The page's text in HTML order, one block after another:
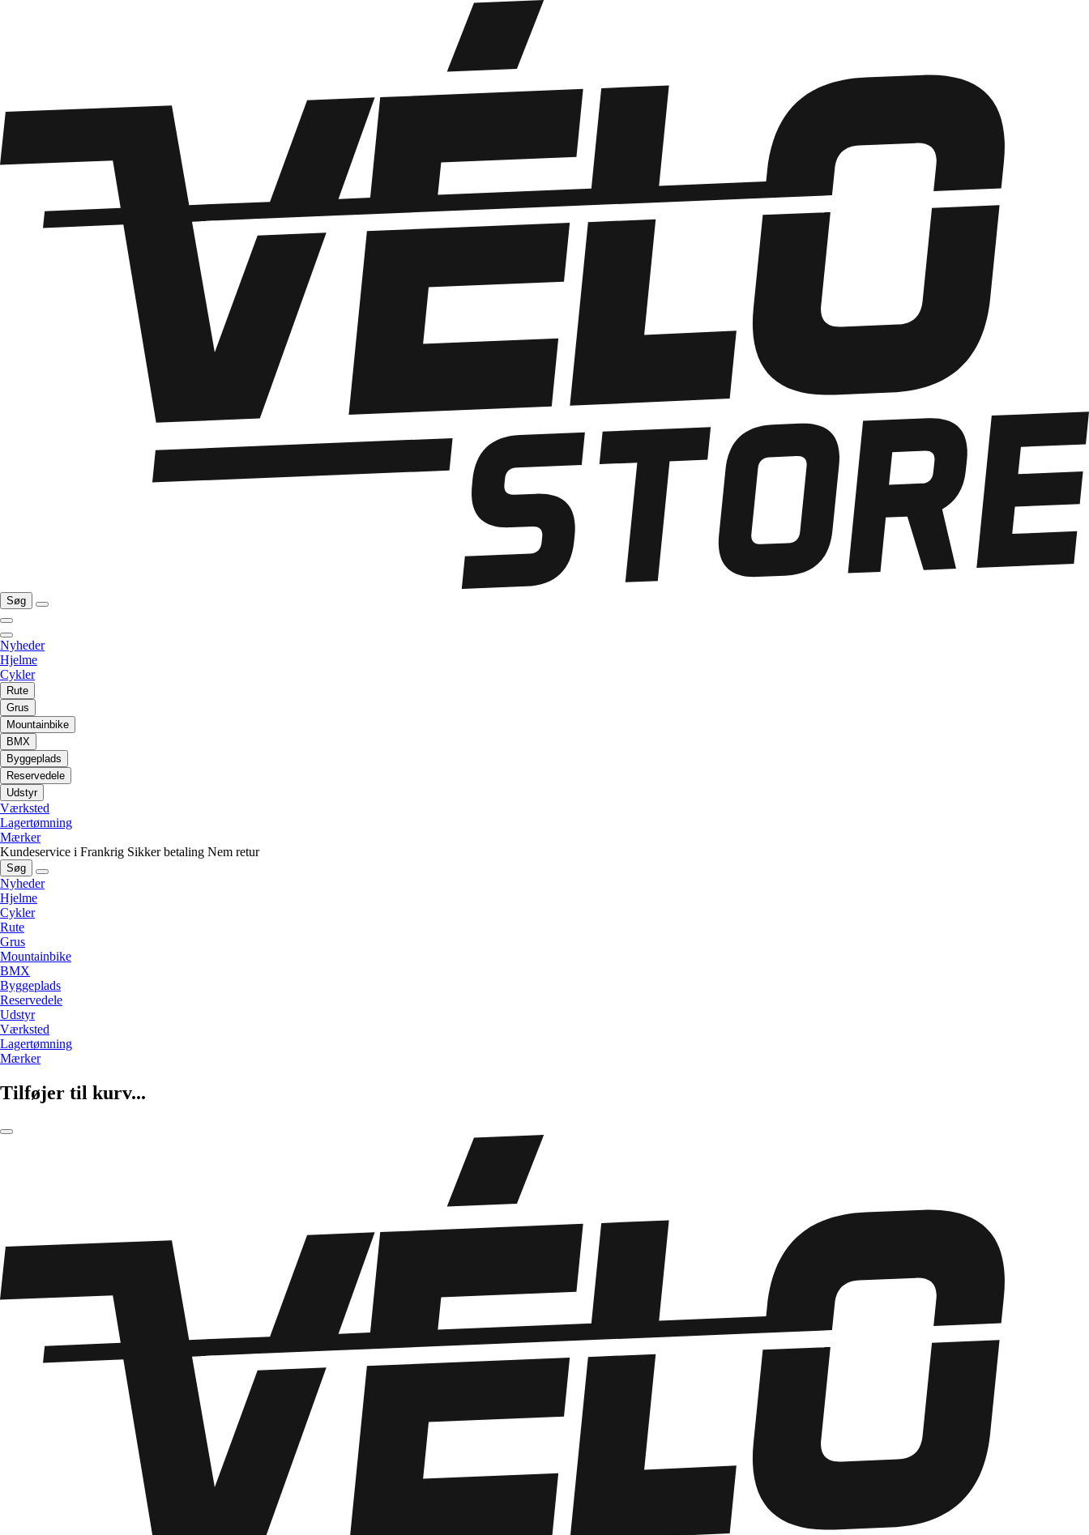
Søg
Nyheder
Hjelme
Cykler
Rute
Grus
Mountainbike
BMX
Byggeplads
Reservedele
Udstyr
Værksted
Lagertømning
Mærker
Kundeservice i Frankrig Sikker betaling Nem retur
Søg
Nyheder
Hjelme
Cykler
Rute
Grus
Mountainbike
BMX
Byggeplads
Reservedele
Udstyr
Værksted
Lagertømning
Mærker
Tilføjer til kurv...